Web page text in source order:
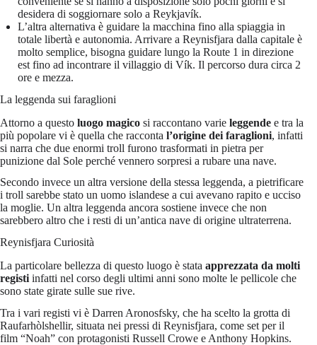
desidera di soggiornare solo a Reykjavík.
L’altra alternativa è guidare la macchina fino alla spiaggia in
totale libertà e autonomia. Arrivare a Reynisfjara dalla capitale è
molto semplice, bisogna guidare lungo la Route 1 in direzione
est fino ad incontrare il villaggio di Vík. Il percorso dura circa 2
ore e mezza.
La leggenda sui faraglioni
Attorno a questo luogo magico si raccontano varie leggende e tra la
più popolare vi è quella che racconta l’origine dei faraglioni, infatti
si narra che due enormi troll furono trasformati in pietra per
punizione dal Sole perché vennero sorpresi a rubare una nave.
Secondo invece un altra versione della stessa leggenda, a pietrificare
i troll sarebbe stato un uomo islandese a cui avevano rapito e ucciso
la moglie. Un altra leggenda ancora sostiene invece che non
sarebbero altro che i resti di un’antica nave di origine ultraterrena.
Reynisfjara Curiosità
La particolare bellezza di questo luogo è stata apprezzata da molti
registi infatti nel corso degli ultimi anni sono molte le pellicole che
sono state girate sulle sue rive.
Tra i vari registi vi è Darren Aronosfsky, che ha scelto la grotta di
Raufarhòlshellir, situata nei pressi di Reynisfjara, come set per il
film “Noah” con protagonisti Russell Crowe e Anthony Hopkins.